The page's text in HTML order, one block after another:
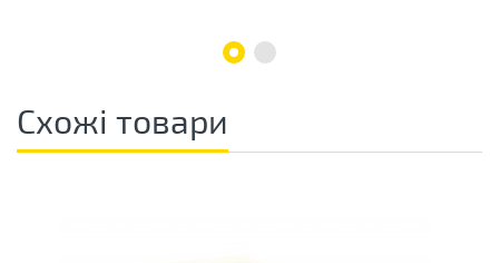
Схожі товари